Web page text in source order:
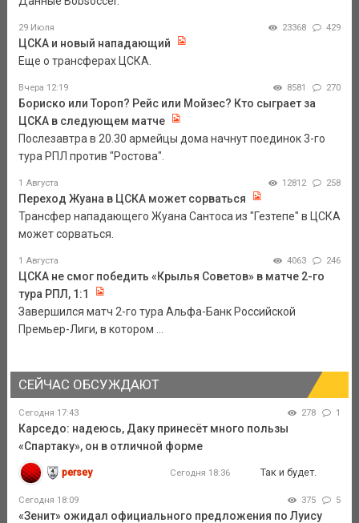
29 Июля 23368 429
ЦСКА и новый нападающий
Еще о трансферах ЦСКА.
Вчера 12:19 8581 270
Бориско или Тороп? Рейс или Мойзес? Кто сыграет за
ЦСКА в следующем матче
Послезавтра в 20.30 армейцы дома начнут поединок 3-го
тура РПЛ против "Ростова".
1 Августа 12812 258
Переход Жуана в ЦСКА может сорваться
Трансфер нападающего Жуана Сантоса из "Гезтепе" в ЦСКА
может сорваться.
1 Августа 4063 246
ЦСКА не смог победить «Крылья Советов» в матче 2-го
тура РПЛ, 1:1
Завершился матч 2-го тура Альфа-Банк Российской
Премьер-Лиги, в котором ...
СЕЙЧАС ОБСУЖДАЮТ
Сегодня 17:43 278 1
Карседо: надеюсь, Даку принесёт много пользы
«Спартаку», он в отличной форме
persey Сегодня 18:36 Так и будет.
Сегодня 18:09 375 5
«Зенит» ожидал официального предложения по Луису